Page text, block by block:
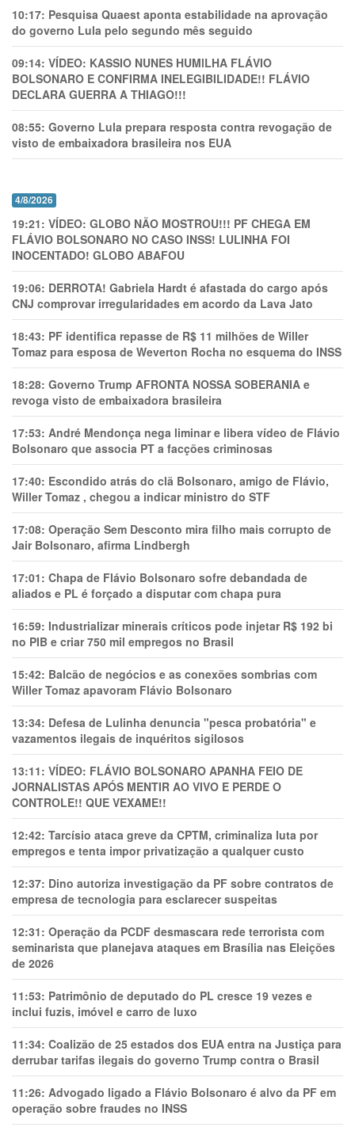
10:17: Pesquisa Quaest aponta estabilidade na aprovação
do governo Lula pelo segundo mês seguido
09:14: VÍDEO: KASSIO NUNES HUMlLHA FLÁVIO
BOLSONARO E CONFIRMA INELEGIBILIDADE!! FLÁVIO
DECLARA GUERRA A THIAGO!!!
08:55: Governo Lula prepara resposta contra revogação de
visto de embaixadora brasileira nos EUA
4/8/2026
19:21: VÍDEO: GLOBO NÃO MOSTROU!!! PF CHEGA EM
FLÁVIO BOLSONARO NO CASO INSS! LULINHA FOI
INOCENTADO! GLOBO ABAFOU
19:06: DERROTA! Gabriela Hardt é afastada do cargo após
CNJ comprovar irregularidades em acordo da Lava Jato
18:43: PF identifica repasse de R$ 11 milhões de Willer
Tomaz para esposa de Weverton Rocha no esquema do INSS
18:28: Governo Trump AFRONTA NOSSA SOBERANIA e
revoga visto de embaixadora brasileira
17:53: André Mendonça nega liminar e libera vídeo de Flávio
Bolsonaro que associa PT a facções criminosas
17:40: Escondido atrás do clã Bolsonaro, amigo de Flávio,
Willer Tomaz , chegou a indicar ministro do STF
17:08: Operação Sem Desconto mira filho mais corrupto de
Jair Bolsonaro, afirma Lindbergh
17:01: Chapa de Flávio Bolsonaro sofre debandada de
aliados e PL é forçado a disputar com chapa pura
16:59: Industrializar minerais críticos pode injetar R$ 192 bi
no PIB e criar 750 mil empregos no Brasil
15:42: Balcão de negócios e as conexões sombrias com
Willer Tomaz apavoram Flávio Bolsonaro
13:34: Defesa de Lulinha denuncia "pesca probatória" e
vazamentos ilegais de inquéritos sigilosos
13:11: VÍDEO: FLÁVIO BOLSONARO APANHA FEIO DE
JORNALISTAS APÓS MENTIR AO VIVO E PERDE O
CONTROLE!! QUE VEXAME!!
12:42: Tarcísio ataca greve da CPTM, criminaliza luta por
empregos e tenta impor privatização a qualquer custo
12:37: Dino autoriza investigação da PF sobre contratos de
empresa de tecnologia para esclarecer suspeitas
12:31: Operação da PCDF desmascara rede terrorista com
seminarista que planejava ataques em Brasília nas Eleições
de 2026
11:53: Patrimônio de deputado do PL cresce 19 vezes e
inclui fuzis, imóvel e carro de luxo
11:34: Coalizão de 25 estados dos EUA entra na Justiça para
derrubar tarifas ilegais do governo Trump contra o Brasil
11:26: Advogado ligado a Flávio Bolsonaro é alvo da PF em
operação sobre fraudes no INSS